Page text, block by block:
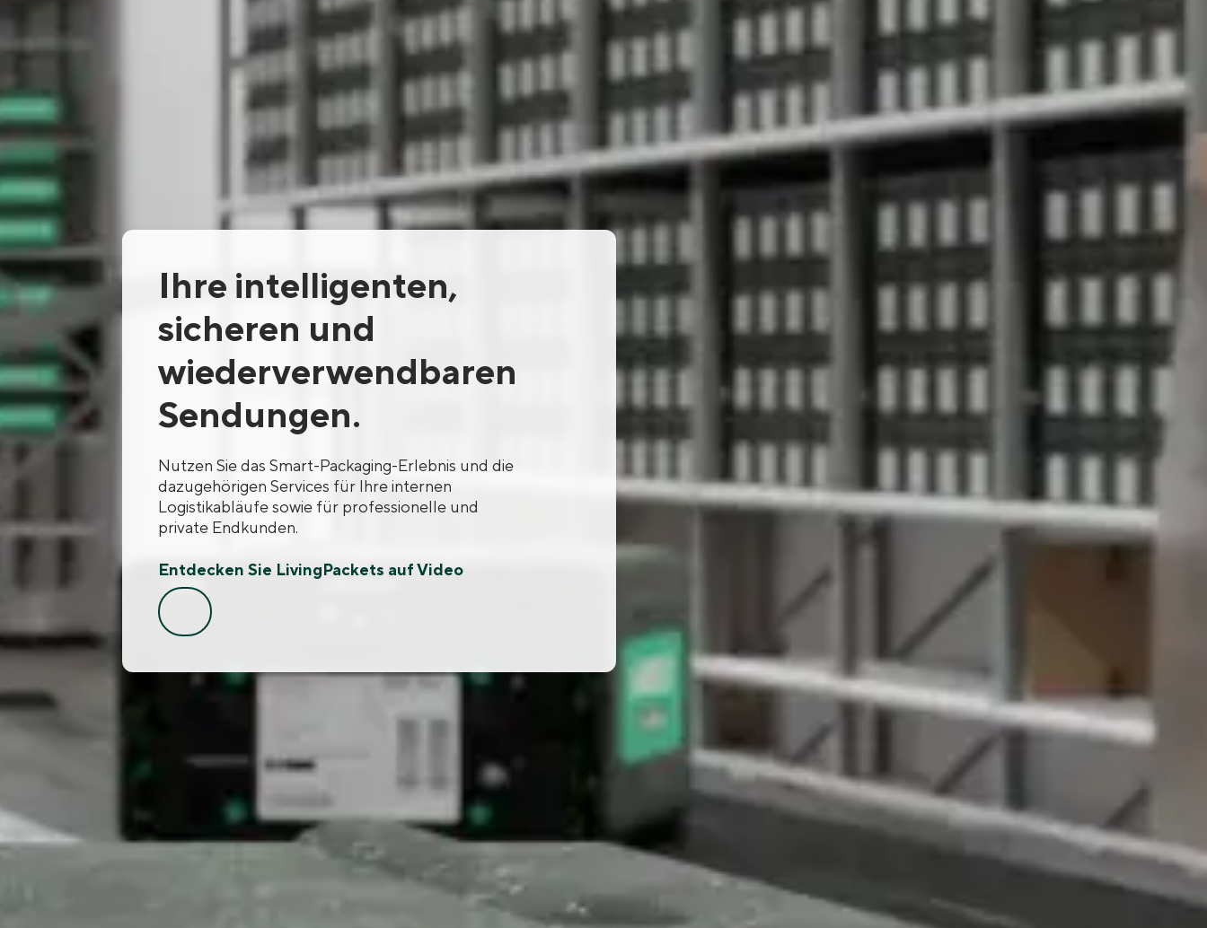
Ihre intelligenten,
sicheren und
wiederverwendbaren
Sendungen.
Nutzen Sie das Smart-Packaging-Erlebnis und die
dazugehörigen Services für Ihre internen
Logistikabläufe sowie für professionelle und
private Endkunden.
Entdecken Sie LivingPackets auf Video